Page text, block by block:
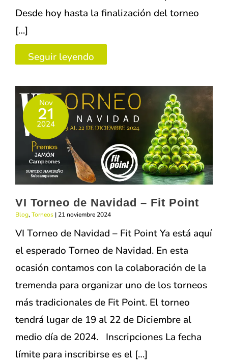
Desde hoy hasta la finalización del torneo
[…]
Torneo
Reyes
2025
CRITENAIS
–
Fit
Seguir leyendo
Nov
21
2024
VI Torneo de Navidad – Fit Point
Blog, Torneos |21 noviembre 2024
VI Torneo de Navidad – Fit Point Ya está aquí
el esperado Torneo de Navidad. En esta
ocasión contamos con la colaboración de la
tremenda para organizar uno de los torneos
más tradicionales de Fit Point. El torneo
tendrá lugar de 19 al 22 de Diciembre al
medio día de 2024. Inscripciones La fecha
límite para inscribirse es el […]